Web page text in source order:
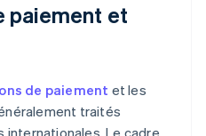
paiement et
de paiement et les
traités